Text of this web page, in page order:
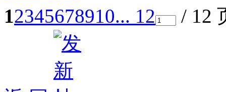
12345678910... 12 / 12